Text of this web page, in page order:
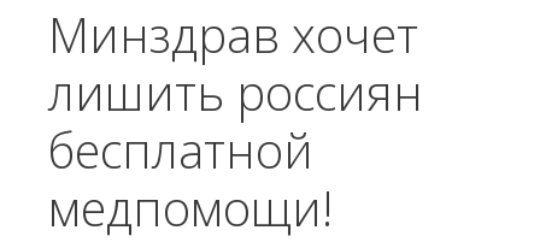
Минздрав хочет
лишить россиян
бесплатной
медпомощи!